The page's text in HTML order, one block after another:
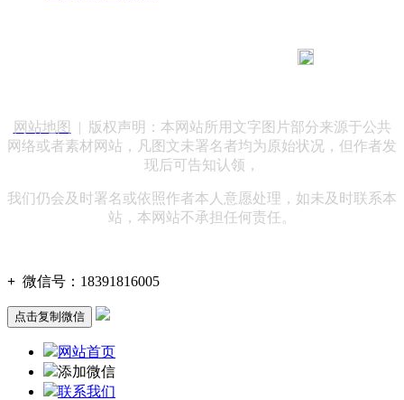
网站地图
| 版权声明：本网站所用文字图片部分来源于公共
网络或者素材网站，凡图文未署名者均为原始状况，但作者发
现后可告知认领，
我们仍会及时署名或依照作者本人意愿处理，如未及时联系本
站，本网站不承担任何责任。
+ 微信号： 18391816005
点击复制微信
网站首页
添加微信
联系我们